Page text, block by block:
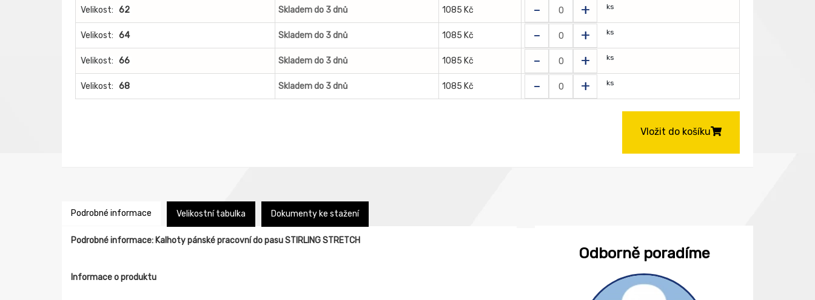
Velikost: 62 Skladem do 3 dnů 1085 Kč - + ks
Velikost: 64 Skladem do 3 dnů 1085 Kč - + ks
Velikost: 66 Skladem do 3 dnů 1085 Kč - + ks
Velikost: 68 Skladem do 3 dnů 1085 Kč - + ks
Vložit do košíku
Podrobné informace Velikostní tabulka Dokumenty ke stažení
Podrobné informace: Kalhoty pánské pracovní do pasu STIRLING STRETCH
Informace o produktu
Odborně poradíme